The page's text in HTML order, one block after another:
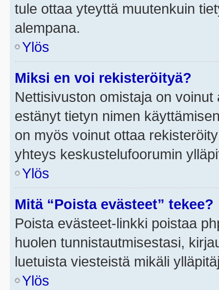
tule ottaa yteyttä muutenkuin
alempana.
Ylös
Miksi en voi rekisteröityä?
Nettisivuston omistaja on
estänyt tietyn nimen
on myös voinut ottaa
yhteys keskustelufoorumin
Ylös
Mitä “Poista evästeet” tekee?
Poista evästeet-linkki poistaa
huolen tunnistautmisestasi,
luetuista viesteistä mikäli
Ylös